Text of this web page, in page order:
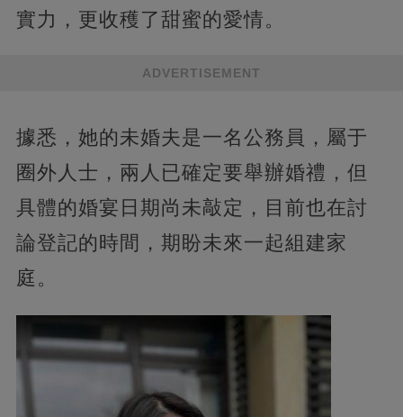
實力，更收穫了甜蜜的愛情。
ADVERTISEMENT
據悉，她的未婚夫是一名公務員，屬于
圈外人士，兩人已確定要舉辦婚禮，但
具體的婚宴日期尚未敲定，目前也在討
論登記的時間，期盼未來一起組建家
庭。